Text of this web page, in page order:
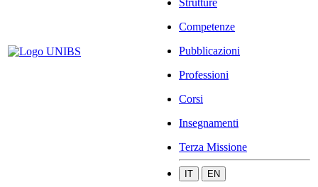
Strutture
Competenze
Pubblicazioni
Professioni
Corsi
Insegnamenti
Terza Missione
IT EN